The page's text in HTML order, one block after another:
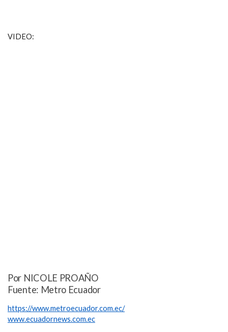
VIDEO:
Por NICOLE PROAÑO
Fuente: Metro Ecuador
https://www.metroecuador.com.ec/
www.ecuadornews.com.ec